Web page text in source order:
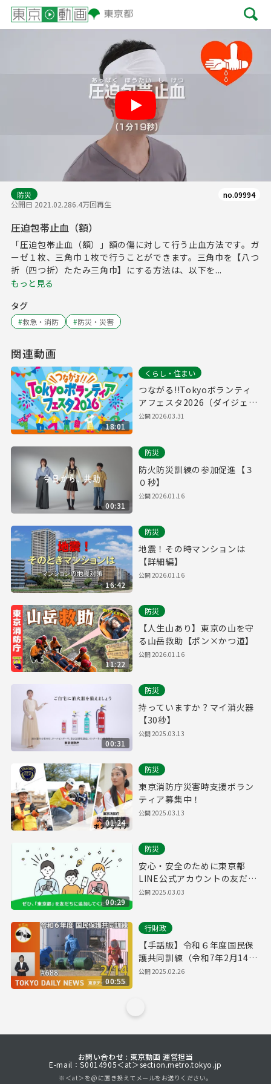
防災
公開日 2021.02.286.4万回再生
no.09994
圧迫包帯止血（額）
「圧迫包帯止血（額）」額の傷に対して行う止血方法です。ガ
ーゼ１枚、三角巾１枚で行うことができます。三角巾を【八つ
折（四つ折）たたみ三角巾】にする方法は、以下を...
もっと見る
タグ
#救急・消防 #防災・災害
関連動画
18:01
くらし・住まい
つながる!!Tokyoボランティ
アフェスタ2026（ダイジェス
ト版）
公開2026.03.31
00:31
防災
防火防災訓練の参加促進【３
０秒】
公開2026.01.16
16:42
防災
地震！その時マンションは
【詳細編】
公開2026.01.16
11:22
防災
【人生山あり】東京の山を守
る山岳救助【ポン×かつ道】
公開2026.01.16
00:31
防災
持っていますか？マイ消火器
【30秒】
公開2025.03.13
01:24
防災
東京消防庁災害時支援ボラン
ティア募集中！
公開2025.03.13
00:29
防災
安心・安全のために東京都
LINE公式アカウントの友だち
追加をお願いします！
公開2025.03.03
00:55
行財政
【手話版】令和６年度国民保
護共同訓練（令和7年2月14日
東京デイリーニュース
公開2025.02.26
お問い合わせ : 東京動画 運営担当
E-mail：S0014905＜at＞section.metro.tokyo.jp
※＜at＞を@に置き換えてメールをお送りください。